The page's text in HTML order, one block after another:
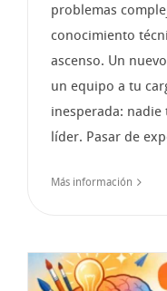
problemas
conocimiento
ascenso. Un
un equipo a tu
inesperada:
líder. Pasar de
Más información